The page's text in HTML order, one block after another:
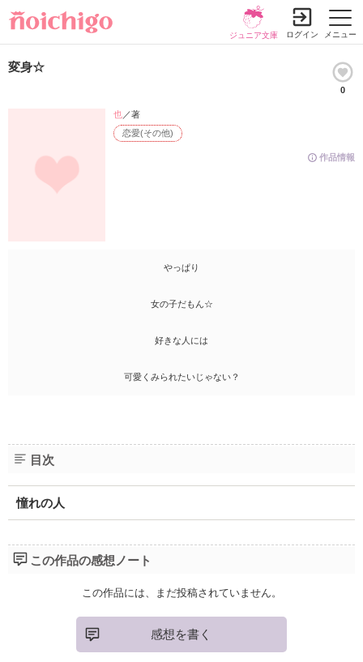
メニュー
ジュニア文庫 ログイン
変身☆
0
作品情報
恋愛(その他)
也／著
やっぱり
女の子だもん☆
好きな人には
可愛くみられたいじゃない？
目次
憧れの人
この作品の感想ノート
この作品には、まだ投稿されていません。
感想を書く